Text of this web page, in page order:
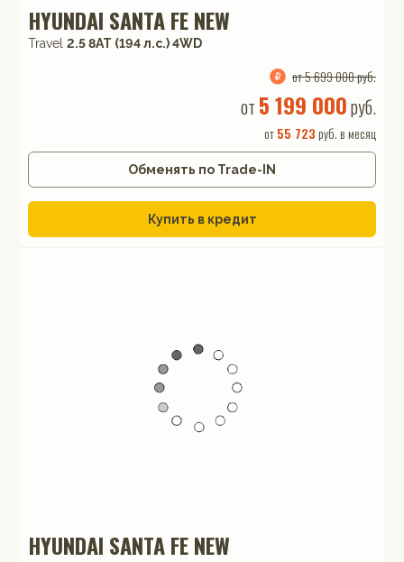
HYUNDAI SANTA FE NEW
Travel 2.5 8AT (194 л.с.) 4WD
от 5 699 000 руб.
от 5 199 000руб.
от55 723 руб. в месяц
Обменять по Trade-IN
Купить в кредит
HYUNDAI SANTA FE NEW